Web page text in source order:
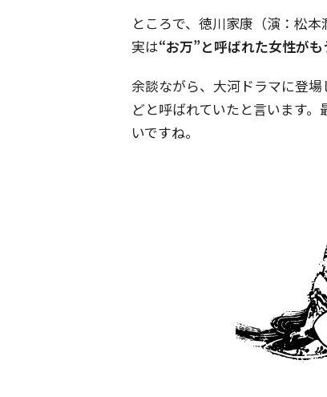
ところで、徳川家康（演：松
実は“お万”と呼ばれた女性がも
余談ながら、大河ドラマに登
どと呼ばれていたと言います
いですね。